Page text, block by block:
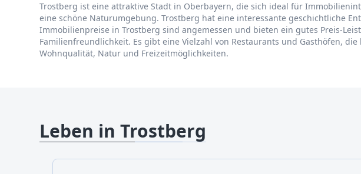
Trostberg ist eine attraktive Stadt in Oberbayern, die sich ideal für
eine schöne Naturumgebung. Trostberg hat eine interessante geschichtliche
Immobilienpreise in Trostberg sind angemessen und bieten ein gutes Preis-
Familienfreundlichkeit. Es gibt eine Vielzahl von Restaurants und Gasthöfen,
Wohnqualität, Natur und Freizeitmöglichkeiten.
Leben in Trostberg